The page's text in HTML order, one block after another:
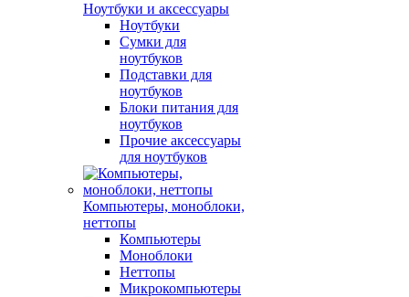
Ноутбуки и аксессуары
Ноутбуки
Сумки для
ноутбуков
Подставки для
ноутбуков
Блоки питания для
ноутбуков
Прочие аксессуары
для ноутбуков
Компьютеры, моноблоки,
неттопы
Компьютеры
Моноблоки
Неттопы
Микрокомпьютеры